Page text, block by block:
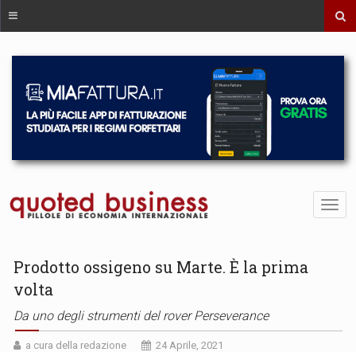
Prodotto ossigeno su Marte. È la prima
volta
Da uno degli strumenti del rover Perseverance
a cura della redazione 24 Aprile, 2021